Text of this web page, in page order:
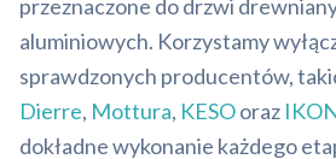
przeznaczone do drzwi
aluminiowych. Korzystamy
sprawdzonych producentów,
Dierre, Mottura, KESOoraz
dokładne wykonanie każdego